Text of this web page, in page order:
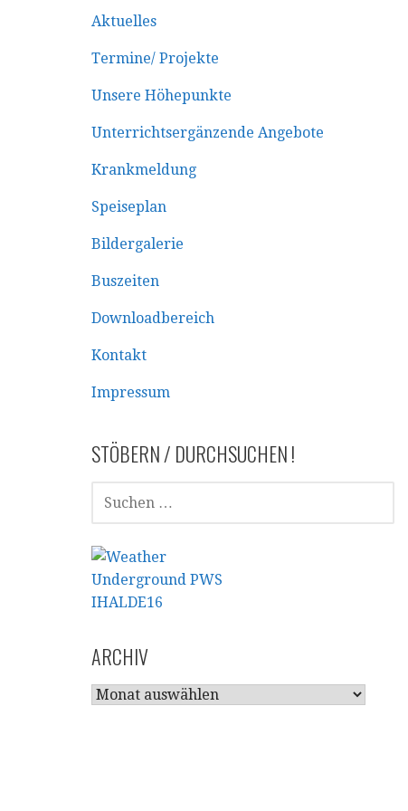
Aktuelles
Termine/ Projekte
Unsere Höhepunkte
Unterrichtsergänzende Angebote
Krankmeldung
Speiseplan
Bildergalerie
Buszeiten
Downloadbereich
Kontakt
Impressum
STÖBERN / DURCHSUCHEN !
SUCHEN
NACH:
ARCHIV
ARCHIV